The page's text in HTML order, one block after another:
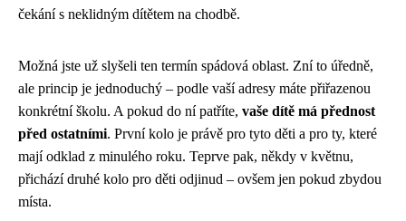
čekání s neklidným dítětem na chodbě.
Možná jste už slyšeli ten termín spádová oblast. Zní to úředně,
ale princip je jednoduchý – podle vaší adresy máte přiřazenou
konkrétní školu. A pokud do ní patříte, vaše dítě má přednost
před ostatními. První kolo je právě pro tyto děti a pro ty, které
mají odklad z minulého roku. Teprve pak, někdy v květnu,
přichází druhé kolo pro děti odjinud – ovšem jen pokud zbydou
místa.